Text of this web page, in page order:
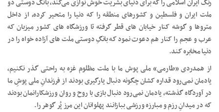
رنگ ایران اسلامی را که برای دنیای بشریت خوش نوازی می‌کند، بانگ دوستی دو
ملت ایران و فلسطین و کشورهای منطقه را که دنیا را متحیر کرده، از داخل
متروها و گوشه کنار خیابان های قطر گرفته تا ورزشگاه های کشور میزبان که
عرب و عجم را کنار هم دعوت نمود که بانگِ دوستی ملت های آزاده خواه را در
دنیا مخابره کند.
از همدردی «طارمی» ملی پوش ما با ملت مظلوم غزه به راحتی گذر نکنیم،
یادمان نمی‌رود قداره کشان چگونه دنبال یارگیری بودند از فرزندانِ ملی پوشِ ما
در آوردگاه گذشته، یادمان نمی‌رود دنبال بازی با روح و روان ورزشکارانمان بودند
که در میدانِ رزم و مبارزه ورزشی ببازانند پهلوانان این مرز پُر گوهر را.